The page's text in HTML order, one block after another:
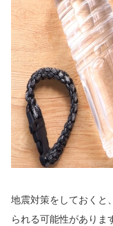
地震対策をしておくと
られる可能性がありま